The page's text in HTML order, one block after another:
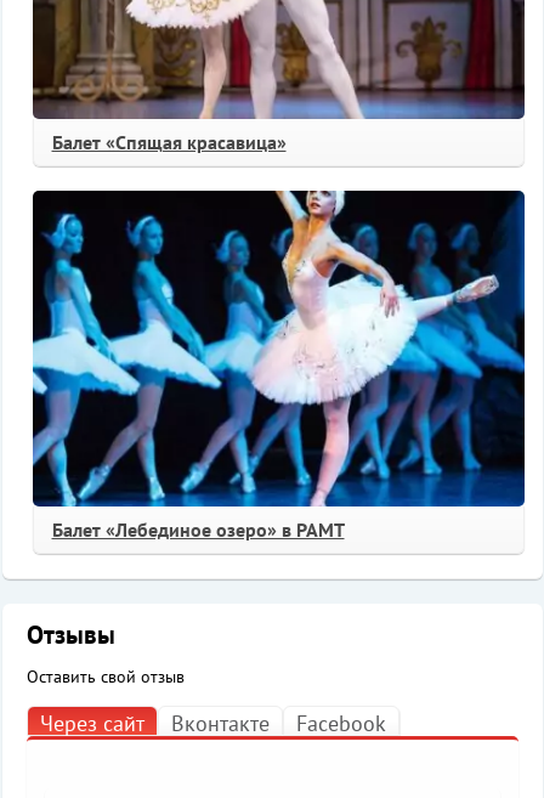
Балет «Спящая красавица»
Балет «Лебединое озеро» в РАМТ
Отзывы
Оставить свой отзыв
Через сайт Вконтакте Facebook